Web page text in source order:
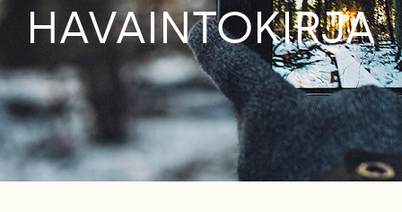
HAVAINTOKIRJA